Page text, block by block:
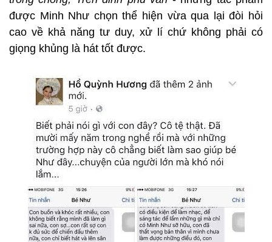
được Minh Như chọn thể hiện vừa qua lại đòi hỏi
cao về khả năng tư duy, xử lí chứ không phải có
giọng khủng là hát tốt được.